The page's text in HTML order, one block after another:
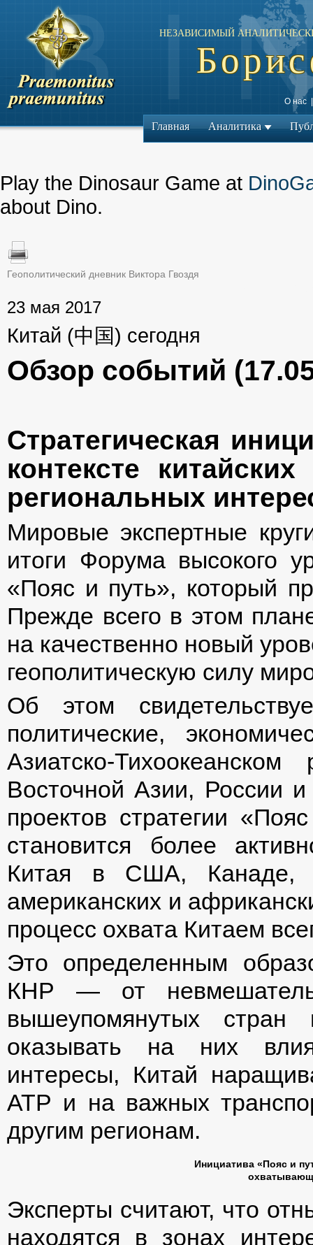
НЕЗАВИСИМЫЙ
О нас
Главная Аналитика
Play the Dinosaur Game at
about Dino.
Геополитический дневник Виктора Гвоздя
23 мая 2017
Китай (中国) сегодня
Обзор событий
Стратегическая
контексте
региональных
Мировые экспертные
итоги Форума высокого
«Пояс и путь», который
Прежде всего в этом
на качественно новый
геополитическую силу
Об этом
политические,
Азиатско-
Восточной Азии, России
проектов стратегии
становится более
Китая в США, Канаде,
американских и
процесс охвата Китаем
Это определенным
КНР — от
вышеупомянутых
оказывать на них
интересы, Китай
АТР и на важных
другим регионам.
Инициатива «Пояс и
Эксперты считают, что
находятся в зонах